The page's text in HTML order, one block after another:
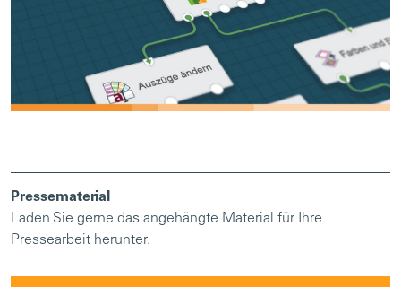
Pressematerial
Laden Sie gerne das angehängte Material für Ihre
Pressearbeit herunter.